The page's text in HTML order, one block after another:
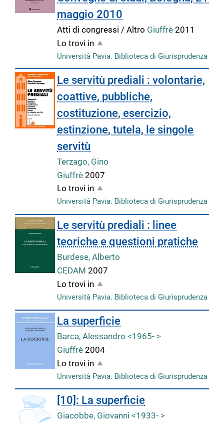
maggio 2010
Atti di congressi / Altro Giuffrè2011
Lo trovi in
Università Pavia. Biblioteca di Giurisprudenza
Le servitù prediali : volontarie,
coattive, pubbliche,
costituzione, esercizio,
estinzione, tutela, le singole
servitù
Terzago, Gino
Giuffrè2007
Lo trovi in
Università Pavia. Biblioteca di Giurisprudenza
Le servitù prediali : linee
teoriche e questioni pratiche
Burdese, Alberto
CEDAM2007
Lo trovi in
Università Pavia. Biblioteca di Giurisprudenza
La superficie
Barca, Alessandro <1965- >
Giuffrè2004
Lo trovi in
Università Pavia. Biblioteca di Giurisprudenza
copertina [10]: La superficie
Giacobbe, Giovanni <1933- >